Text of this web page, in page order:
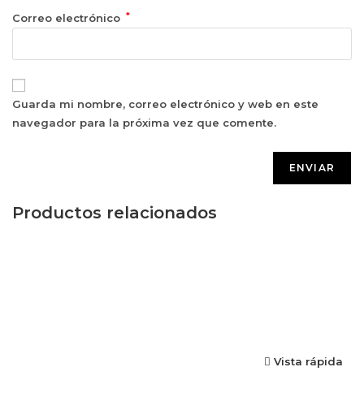
Correo electrónico *
Guarda mi nombre, correo electrónico y web en este
navegador para la próxima vez que comente.
Productos relacionados
Vista rápida